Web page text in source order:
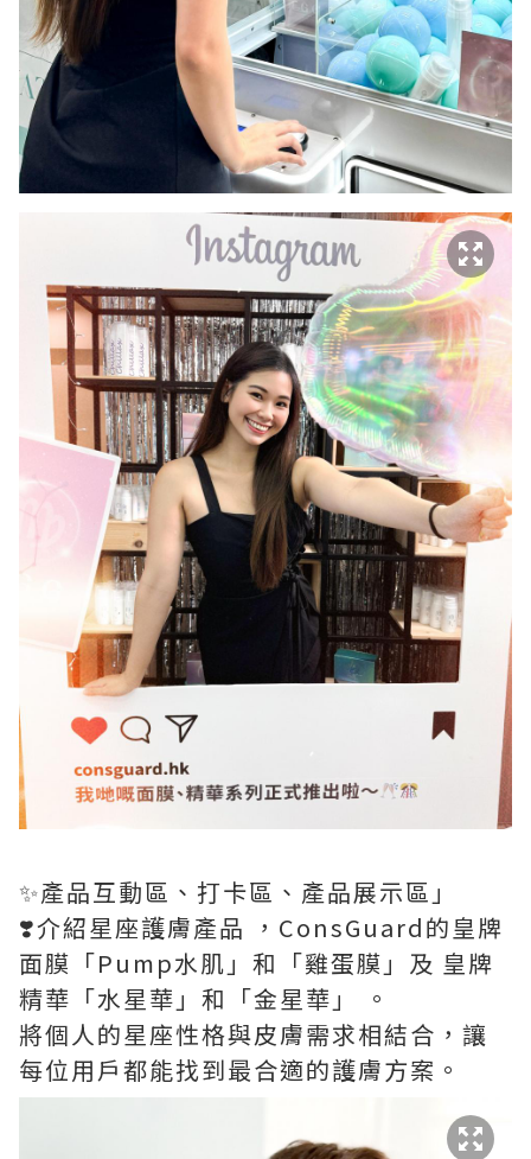
✨產品互動區、打卡區、產品展示區」
❣️介紹星座護膚產品 ，ConsGuard的皇牌
面膜「Pump水肌」和「雞蛋膜」及 皇牌
精華「水星華」和「金星華」 。
將個人的星座性格與皮膚需求相結合，讓
每位用戶都能找到最合適的護膚方案。